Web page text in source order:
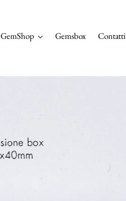
GemShop Gemsbox Contatti